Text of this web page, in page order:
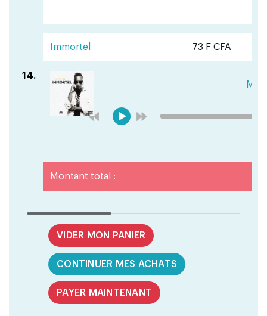
Immortel 73 F CFA
14.
Ma
Montant total :
VIDER MON PANIER
CONTINUER MES ACHATS
PAYER MAINTENANT